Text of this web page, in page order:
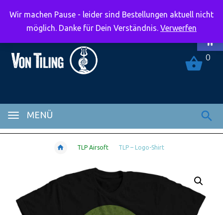
MENÜ
0
TLP Airsoft TLP – Logo-Shirt
Wir machen Pause - leider sind Bestellungen aktuell nicht
möglich. Danke für Dein Verständnis. Verwerfen